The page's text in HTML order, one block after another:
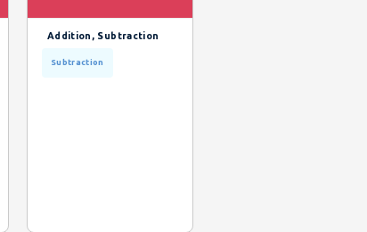
Addition, Subtraction
Subtraction